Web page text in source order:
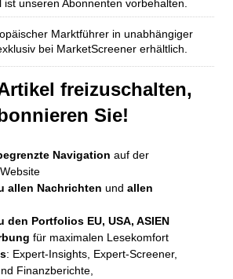
ist unseren Abonnenten vorbehalten.
Marktführer in unabhängiger
bei MarketScreener erhältlich.
freizuschalten,
Sie!
Navigation auf der
allen Nachrichten und allen
den Portfolios EU, USA, ASIEN
für maximalen Lesekomfort
: Expert-Insights, Expert-Screener,
Finanzberichte,